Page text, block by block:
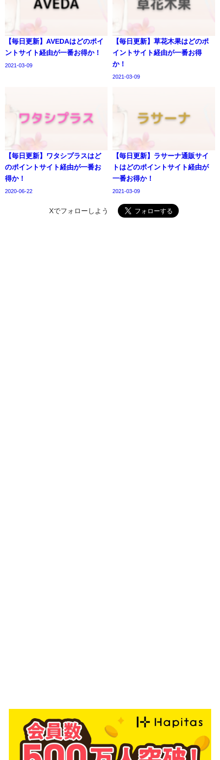
【毎日更新】AVEDAはどのポイ
ントサイト経由が一番お得か！
2021-03-09
【毎日更新】草花木果はどのポ
イントサイト経由が一番お得
か！
2021-03-09
【毎日更新】ワタシプラスはど
のポイントサイト経由が一番お
得か！
2020-06-22
【毎日更新】ラサーナ通販サイ
トはどのポイントサイト経由が
一番お得か！
2021-03-09
Xでフォローしよう